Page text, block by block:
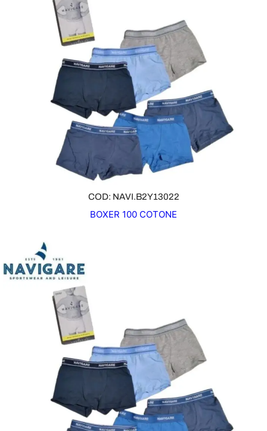
COD: NAVI.B2Y13022
BOXER 100 COTONE